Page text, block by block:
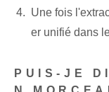
Une fois
er unifié dans
PUIS-JE